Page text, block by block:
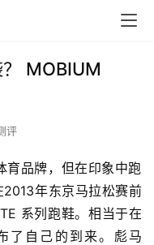
MOBIUM
评
年东京马拉松赛前
系列跑鞋。相当于在
了自己的到来。彪马